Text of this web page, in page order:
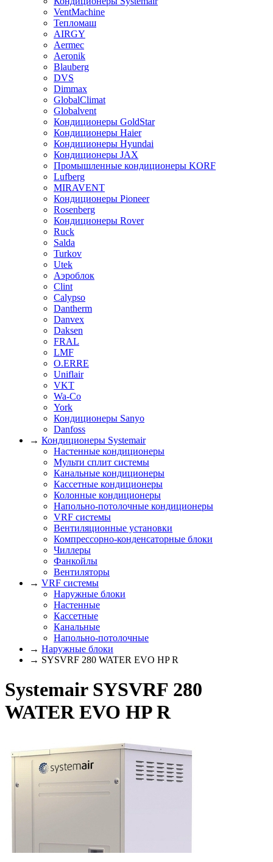
VentMachine
Тепломаш
AIRGY
Aermec
Aeronik
Blauberg
DVS
Dimmax
GlobalClimat
Globalvent
Кондиционеры GoldStar
Кондиционеры Haier
Кондиционеры Hyundai
Кондиционеры JAX
Промышленные кондиционеры KORF
Lufberg
MIRAVENT
Кондиционеры Pioneer
Rosenberg
Кондиционеры Rover
Ruck
Salda
Turkov
Utek
Аэроблок
Clint
Calypso
Dantherm
Danvex
Daksen
FRAL
LMF
O.ERRE
Uniflair
VKT
Wa-Co
York
Кондиционеры Sanyo
Danfoss
→ Кондиционеры Systemair
Настенные кондиционеры
Мульти сплит системы
Канальные кондиционеры
Кассетные кондиционеры
Колонные кондиционеры
Напольно-потолочные кондиционеры
VRF системы
Вентиляционные установки
Компрессорно-конденсаторные блоки
Чиллеры
Фанкойлы
Вентиляторы
→ VRF системы
Наружные блоки
Настенные
Кассетные
Канальные
Напольно-потолочные
→ Наружные блоки
→ SYSVRF 280 WATER EVO HP R
Systemair SYSVRF 280
WATER EVO HP R